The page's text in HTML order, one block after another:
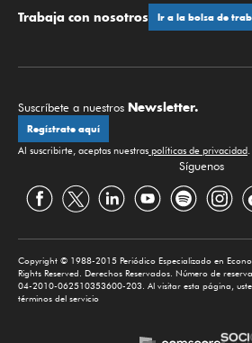
Trabaja con nosotros Ir a la bolsa de
Suscríbete a nuestros Newsletter.
Regístrate aquí
Al suscribirte, aceptas nuestras políticas de privacidad.
Síguenos
Copyright © 1988-2015 Periódico Especializado en
Rights Reserved. Derechos Reservados. Número de
04-2010-062510353600-203. Al visitar esta página,
términos del servicio